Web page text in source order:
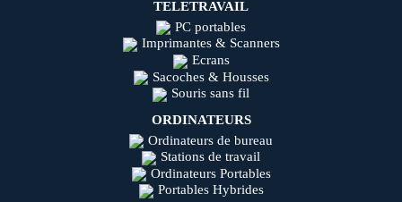
TELETRAVAIL
PC portables
Imprimantes & Scanners
Ecrans
Sacoches & Housses
Souris sans fil
ORDINATEURS
Ordinateurs de bureau
Stations de travail
Ordinateurs Portables
Portables Hybrides